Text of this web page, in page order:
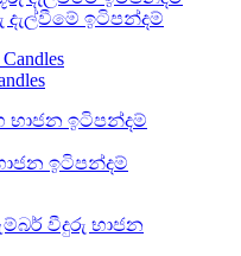
ඉටිපන්දම්
ඉටිපන්දම්